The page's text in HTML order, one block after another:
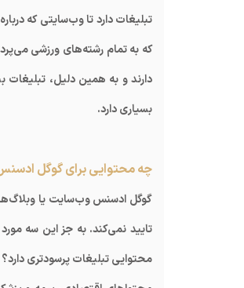
تبلیغات دارد تا وب‌سایتی که
که به تمام رشته‌های ورزشی
دارند و به همین دلیل،
بسیاری دارد.
چه محتوایی برای گوگل
گوگل ادسنس وب‌سایت یا
تایید نمی‌کند. به‌ جز این سه
محتوایی تبلیغات پرسودتری دارد؟